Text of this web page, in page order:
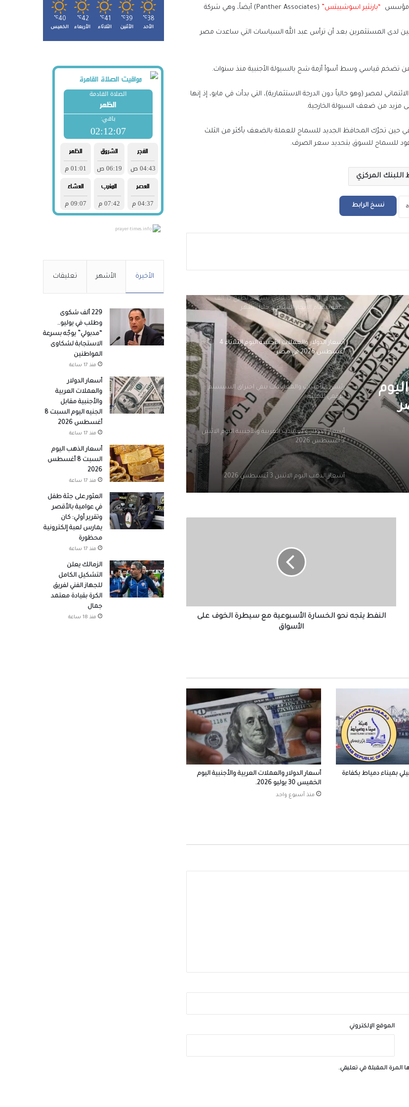
مؤسس “بارنثير اسوشييتس”
(Panther Associates) أيضاً، وهي شركة
لدى المستثمرين بعد أن ترأس عبد الله السياسات التي ساعدت مصر
تضخم قياسي وسط أسوأ أزمة شح بالسيولة الأجنبية منذ سنوات.
لمصر (وهو حالياً دون الدرجة الاستثمارية)، التي بدأت في مايو، إذ إنها
مزيد من ضعف السيولة الخارجية.
حين تحرّك المحافظ الجديد للسماح للعملة بالضعف بأكثر من الثلث
للسماح للسوق بتحديد سعر الصرف.
المركزي
نسخ الرابط
إقبال كبير من المصريين بالخارج على مبادرة “مزرعتك
في مصر”
أسعار الذهب اليوم الأحد 2 أغسطس 2026
صندوق الإسكان الاجتماعي يستعد لطرح 15 ألف
شقة بنظام الإيجار الشهري خلال شهر
أسعار الدولار والعملات الأجنبية اليوم الثلاثاء 4
أغسطس 2026 في مصر
رئيس التأمينات والمعاشات ينفي اختراق السيستم
الرقمي للهيئة
أسعار الدولار والعملات العربية والأجنبية اليوم الاثنين
3 أغسطس 2026
أسعار الذهب اليوم الاثنين 3 أغسطس 2026
أسعار الذهب اليوم الأحد 2 أغسطس 2026
أسعار الدولار والعملات العربية والأجنبية اليوم
منحة التدريب الصيفي بالهيئة
صندوق الإسكان الاجتماعي يستعد لطرح 15 ألف
شقة بنظام الإيجار الشهري خلال شهر
أسعار الدولار والعملات الأجنبية اليوم الثلاثاء 4
أغسطس 2026 في مصر
على
الأسواق
النفط يتجه نحو الخسارة الأسبوعية مع سيطرة الخوف على
الأسواق
بميناء دمياط بكفاءة
أسعار الدولار والعملات العربية والأجنبية اليوم
الخميس 30 يوليو 2026.
منذ أسبوع واحد
الموقع الإلكتروني
المرة المقبلة في تعليقي.
38
℃
الأحد
39
℃
الأثنين
41
℃
الثلاثاء
42
℃
الأربعاء
40
℃
الخميس
prayer-times.info
الأخيرة الأشهر تعليقات
229 ألف شكوى
وطلب في يوليو..
“مدبولي” يوجّه بسرعة
الاستجابة لشكاوى
المواطنين
منذ 17 ساعة
أسعار الدولار
والعملات العربية
والأجنبية مقابل
الجنيه اليوم السبت 8
أغسطس 2026
منذ 17 ساعة
أسعار الذهب اليوم
السبت 8 أغسطس
2026
منذ 17 ساعة
العثور على جثة طفل
في عوامية بالأقصر
وتقرير أولي: كان
يمارس لعبة إلكترونية
محظورة
منذ 17 ساعة
الزمالك يعلن
التشكيل الكامل
للجهاز الفني لفريق
الكرة بقيادة معتمد
جمال
منذ 18 ساعة